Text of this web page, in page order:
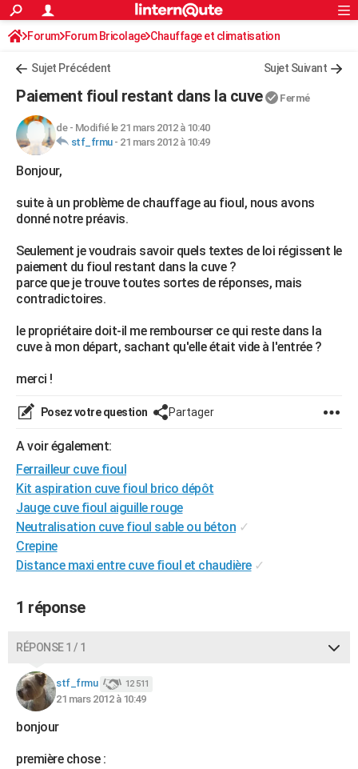
ACTUALITÉS
Politique
Société
Faits Divers
Education
Monde
Villes
+
FINANCE
Retraite
Impôts
Epargne
Immobilier
Risques naturels par ville
Banque
Assurance
Crédit
AUTO
Essais
Réserver un essai
Citadines
Berlines
SUV
Forum auto
+HIGH-TECH
Mobiles
Meilleur smartphone
Internet
Ordinateurs
Jeux vidéo
Guide high-tech
+BRICOLAGE
Forum
Aménagement intérieur
Extérieur
Cuisine
Salle de bains
Jardinage
Rangement
WEEK-END
Guides de France
Escapades
Patrimoine
Expositions
Musées
Week-end nature
+LIFESTYLE
Alimentation
Guide de la santé
Maladies
Médicaments
Sommeil
VOYAGE
Destinations
City break
Voyage nature
Voyage de noces
Forum
Climat
+PHOTO
GUIDES D'ACHAT
BONS PLANS
CARTE DE VOEUX
Carte de Noël
Carte Bonne année
Carte Saint-Valentin
Carte Pâques
Carte d'anniversaire
DICTIONNAIRE
Dictionnaire
Biographies
Citations
Expressions
Proverbes
PROGRAMME TV
COPAINS D'AVANT
S'inscrire
Se connecter
Lycées
Collèges
Primaires
Universités
Entreprises
Service militaire
Avis de recherche
AVIS DE DÉCÈS
Rechercher
S'inscrire
Connexion
Forum Forum Bricolage Chauffage et climatisation
Sujet Précédent Sujet Suivant
Paiement fioul restant dans la cuve Fermé
de- Modifié le 21 mars 2012 à 10:40
stf_frmu- 21 mars 2012 à 10:49
Bonjour,
suite à un problème de chauffage au fioul, nous avons
donné notre préavis.
Seulement je voudrais savoir quels textes de loi régissent le
paiement du fioul restant dans la cuve ?
parce que je trouve toutes sortes de réponses, mais
contradictoires.
le propriétaire doit-il me rembourser ce qui reste dans la
cuve à mon départ, sachant qu'elle était vide à l'entrée ?
merci !
Posez votre question Partager
A voir également:
Ferrailleur cuve fioul
Kit aspiration cuve fioul brico dépôt
Jauge cuve fioul aiguille rouge
Neutralisation cuve fioul sable ou béton ✓
Crepine
Distance maxi entre cuve fioul et chaudière ✓
1 réponse
RÉPONSE 1 / 1
stf_frmu 12 511
21 mars 2012 à 10:49
bonjour
première chose :